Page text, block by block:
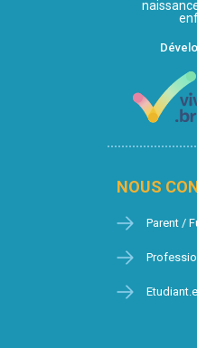
NOUS
Parent /
Etudiant.e